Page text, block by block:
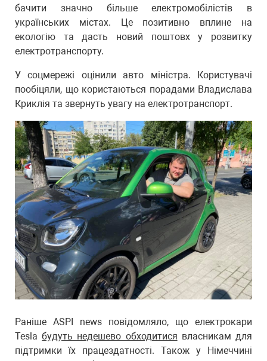
бачити значно більше електромобілістів в
українських містах. Це позитивно вплине на
екологію та дасть новий поштовх у розвитку
електротранспорту.
У соцмережі оцінили авто міністра. Користувачі
пообіцяли, що користаються порадами Владислава
Криклія та звернуть увагу на електротранспорт.
Раніше ASPI news повідомляло, що електрокари
Teslaбудуть недешево обходитися власникам для
підтримки їх працездатності. Також у Німеччині